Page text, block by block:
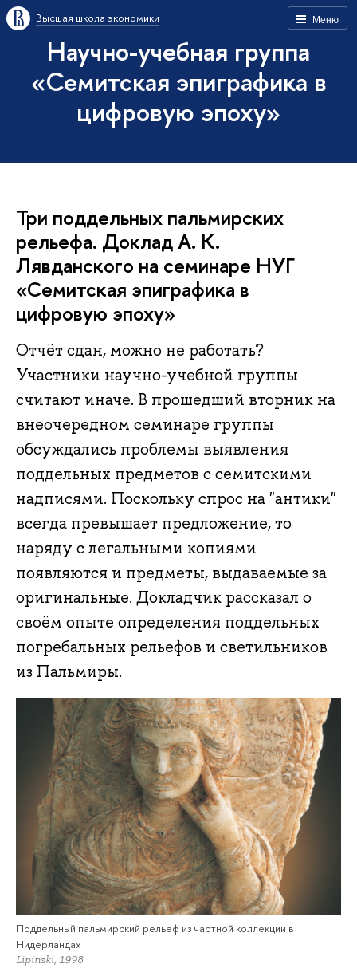
Меню
Высшая школа экономики
Научно-учебная группа
«Семитская эпиграфика в
цифровую эпоху»
Три поддельных пальмирских
рельефа. Доклад А. К.
Лявданского на семинаре НУГ
«Семитская эпиграфика в
цифровую эпоху»
Отчёт сдан, можно не работать?
Участники научно-учебной группы
считают иначе. В прошедший вторник на
внеочередном семинаре группы
обсуждались проблемы выявления
поддельных предметов с семитскими
надписями. Поскольку спрос на "антики"
всегда превышает предложение, то
наряду с легальными копиями
появляются и предметы, выдаваемые за
оригинальные. Докладчик рассказал о
своём опыте определения поддельных
погребальных рельефов и светильников
из Пальмиры.
Поддельный пальмирский рельеф из частной коллекции в
Нидерландах
Lipinski, 1998